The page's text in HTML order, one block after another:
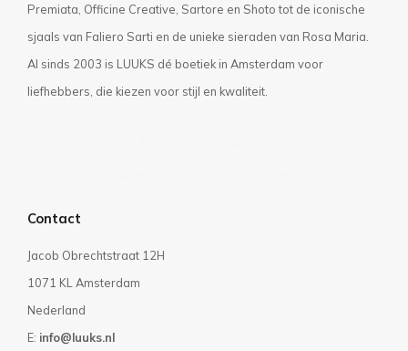
Premiata, Officine Creative, Sartore en Shoto tot de iconische
sjaals van Faliero Sarti en de unieke sieraden van Rosa Maria.
Al sinds 2003 is LUUKS dé boetiek in Amsterdam voor
liefhebbers, die kiezen voor stijl en kwaliteit.
Contact
Jacob Obrechtstraat 12H
1071 KL Amsterdam
Nederland
E: info@luuks.nl